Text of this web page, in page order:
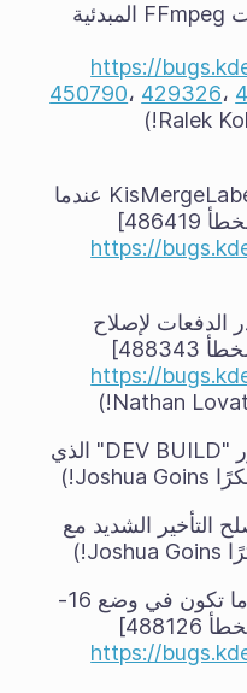
أعيد العمل على تشكيلات FFmpeg المبدئية
https://
450790، 429326،
KisMergeLabeledLayersCommand عندما
كانت الأقنعة متضمنة (الخطأ 486419]
https://
الدفعات لإصلاح
مشكلة خيار الاقتطاع (الخطأ 488343]
https://
صفحة الترحيب: أصلح زر "DEV BUILD" الذي
التأخير الشديد مع
أصلح تلاشي اللوحة عندما تكون في وضع 16-
bit-uint على Angle (الخطأ 488126]
https://